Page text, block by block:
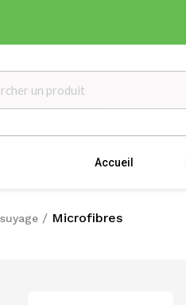
Accueil
Microfibres